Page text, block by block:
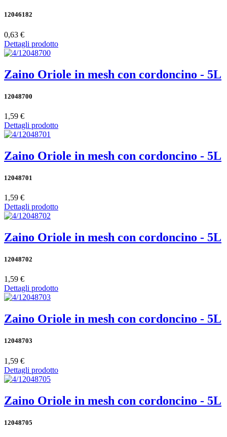
12046182
0,63 €
Dettagli prodotto
Zaino Oriole in mesh con cordoncino - 5L
12048700
1,59 €
Dettagli prodotto
Zaino Oriole in mesh con cordoncino - 5L
12048701
1,59 €
Dettagli prodotto
Zaino Oriole in mesh con cordoncino - 5L
12048702
1,59 €
Dettagli prodotto
Zaino Oriole in mesh con cordoncino - 5L
12048703
1,59 €
Dettagli prodotto
Zaino Oriole in mesh con cordoncino - 5L
12048705